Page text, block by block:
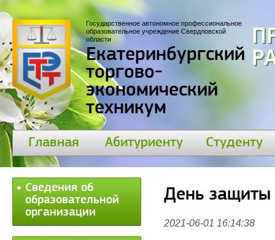
Государственное автономное профессиональное
образовательное учреждение Свердловской
области
Екатеринбургский
торгово-
экономический
техникум
Главная Абитуриенту Студенту
Сведения об
образовательной
организации
День защиты
2021-06-01 16:14:38